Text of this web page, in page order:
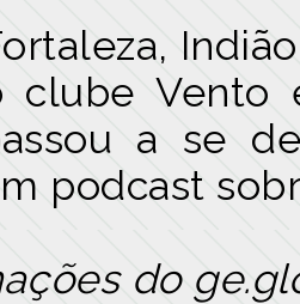
clube Vento
a se
podcast
do